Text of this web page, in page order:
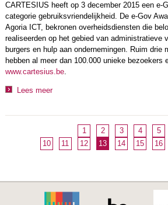
CARTESIUS heeft op 3 december 2015 een e-
categorie gebruiksvriendelijkheid. De e-Gov
Agoria ICT, bekronen overheidsdiensten die
realiseerden op het gebied van administratieve
burgers en hulp aan ondernemingen. Ruim drie
hebben al meer dan 100.000 unieke bezoekers
www.cartesius.be.
Lees meer
1 2 3 4 5
10
11 12 13 14 15 16